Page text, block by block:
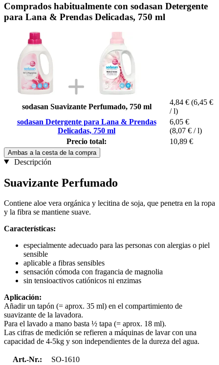
Comprados habitualmente con sodasan Detergente
para Lana & Prendas Delicadas, 750 ml
sodasan Suavizante Perfumado, 750 ml
4,84 € (6,45 €
/ l)
sodasan Detergente para Lana & Prendas
Delicadas, 750 ml
6,05 €
(8,07 € / l)
Precio total:
10,89 €
Ambas a la cesta de la compra
Descripción
Suavizante Perfumado
Contiene aloe vera orgánica y lecitina de soja, que penetra en la ropa
y la fibra se mantiene suave.
Características:
especialmente adecuado para las personas con alergias o piel
sensible
aplicable a fibras sensibles
sensación cómoda con fragancia de magnolia
sin tensioactivos catiónicos ni enzimas
Aplicación:
Añadir un tapón (= aprox. 35 ml) en el compartimiento de
suavizante de la lavadora.
Para el lavado a mano basta ½ tapa (= aprox. 18 ml).
Las cifras de medición se refieren a máquinas de lavar con una
capacidad de 4-5kg y son independientes de la dureza del agua.
Art.-Nr.:
SO-1610